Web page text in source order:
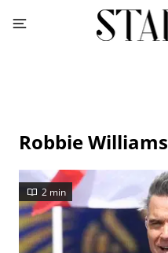
Robbie Williams
2 min